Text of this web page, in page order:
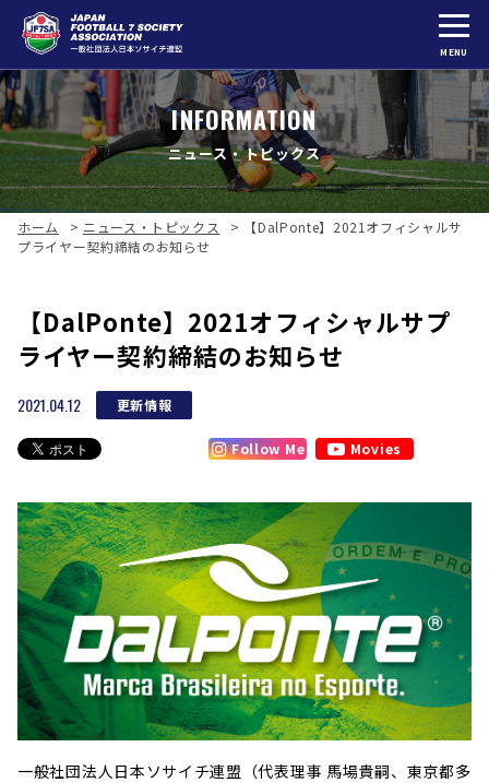
MENU
INFORMATION
ニュース・トピックス
ホーム > ニュース・トピックス >
【DalPonte】2021オフィシャルサ
プライヤー契約締結のお知らせ
【DalPonte】2021オフィシャルサプ
ライヤー契約締結のお知らせ
2021.04.12 更新情報
Follow Me Movies
一般社団法人日本ソサイチ連盟（代表理事 馬場貴嗣、東京都多